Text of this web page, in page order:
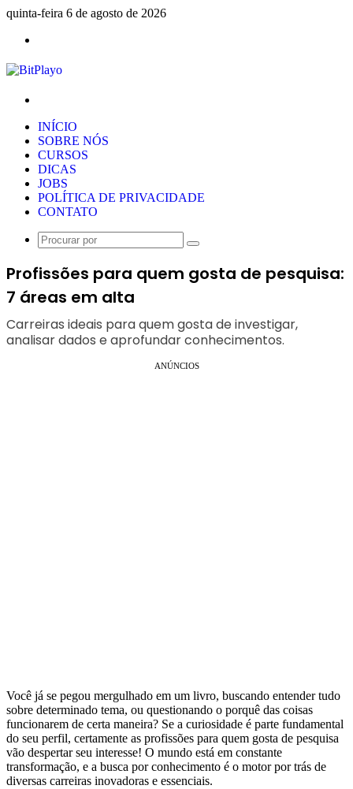
quinta-feira 6 de agosto de 2026
INÍCIO
SOBRE NÓS
CURSOS
DICAS
JOBS
POLÍTICA DE PRIVACIDADE
CONTATO
Procurar
Profissões para quem gosta de pesquisa:
7 áreas em alta
Carreiras ideais para quem gosta de investigar,
analisar dados e aprofundar conhecimentos.
ANÚNCIOS
Você já se pegou mergulhado em um livro, buscando entender tudo
sobre determinado tema, ou questionando o porquê das coisas
funcionarem de certa maneira? Se a curiosidade é parte fundamental
do seu perfil, certamente as profissões para quem gosta de pesquisa
vão despertar seu interesse! O mundo está em constante
transformação, e a busca por conhecimento é o motor por trás de
diversas carreiras inovadoras e essenciais.